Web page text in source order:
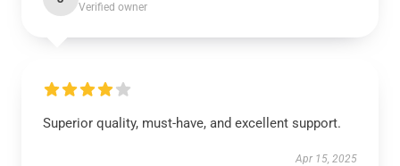
Verified owner
Superior quality, must-have, and excellent support.
Apr 15, 2025